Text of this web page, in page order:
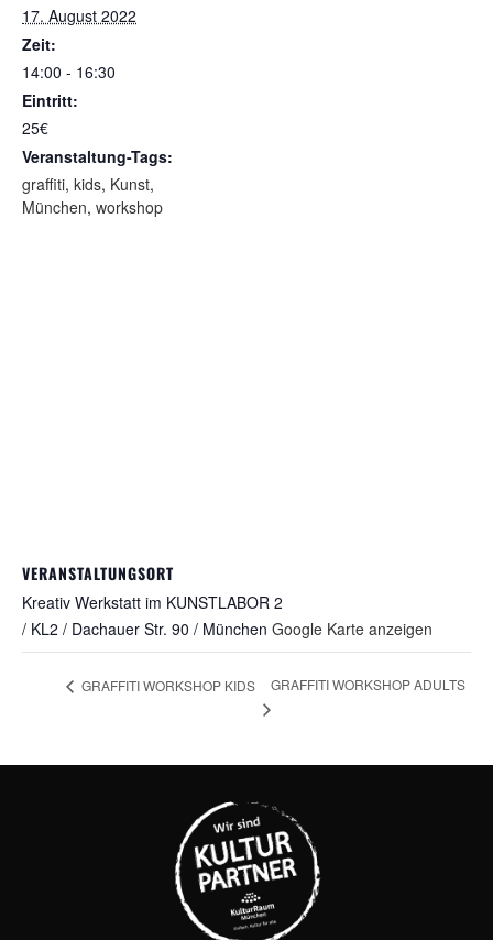
17. August 2022
Zeit:
14:00 - 16:30
Eintritt:
25€
Veranstaltung-Tags:
graffiti, kids, Kunst,
München, workshop
VERANSTALTUNGSORT
Kreativ Werkstatt im KUNSTLABOR 2
/ KL2 / Dachauer Str. 90 / München Google Karte anzeigen
GRAFFITI WORKSHOP KIDS GRAFFITI WORKSHOP ADULTS